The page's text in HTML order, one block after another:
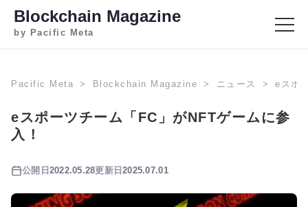
Blockchain Magazine
by Pacific Meta
Pacific Meta Blockchain Magazine ニュース eスポ
eスポーツチーム「FC」がNFTゲームに参
入！
公開日 2022.05.28更新日2025.07.01